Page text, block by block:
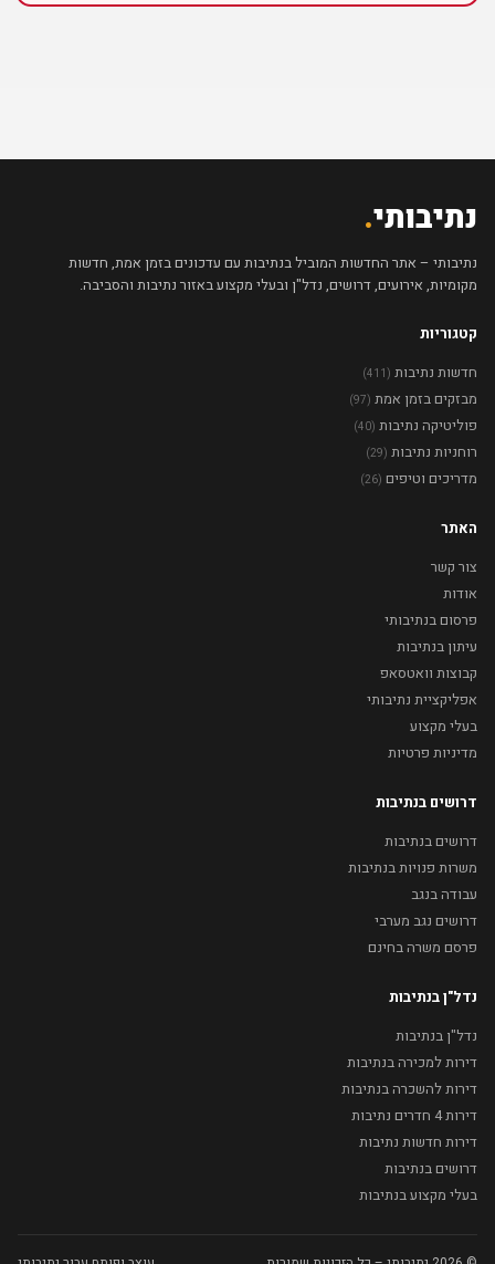
נתיבותי.
נתיבותי – אתר החדשות המוביל בנתיבות עם עדכונים בזמן אמת, חדשות
מקומיות, אירועים, דרושים, נדל"ן ובעלי מקצוע באזור נתיבות והסביבה.
קטגוריות
חדשות נתיבות (411)
מבזקים בזמן אמת (97)
פוליטיקה נתיבות (40)
רוחניות נתיבות (29)
מדריכים וטיפים (26)
האתר
צור קשר
אודות
פרסום בנתיבותי
עיתון בנתיבות
קבוצות וואטסאפ
אפליקציית נתיבותי
בעלי מקצוע
מדיניות פרטיות
דרושים בנתיבות
דרושים בנתיבות
משרות פנויות בנתיבות
עבודה בנגב
דרושים נגב מערבי
פרסם משרה בחינם
נדל"ן בנתיבות
נדל"ן בנתיבות
דירות למכירה בנתיבות
דירות להשכרה בנתיבות
דירות 4 חדרים נתיבות
דירות חדשות נתיבות
דרושים בנתיבות
בעלי מקצוע בנתיבות